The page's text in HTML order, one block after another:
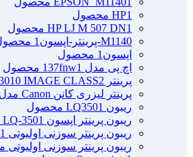
HP1 محصول
HP LJ M 507 DN1 محصول
M1140-پرینتر-اپسون
1 محصول
اپسون 1 محصول
اچ پی مدل 137fnw 1 محصول
پرینتر CANON MF3010 IMAGE CLASS 2 محصول
پرینتر لیزری کانن Canon مدل MF3010
ریبون LQ350 1 محصول
ریبون پرینتر اپسون LQ-350 1 محصول
ریبون پرینتر سوزنی اولیوتی Olivetti PR2 1 محصول